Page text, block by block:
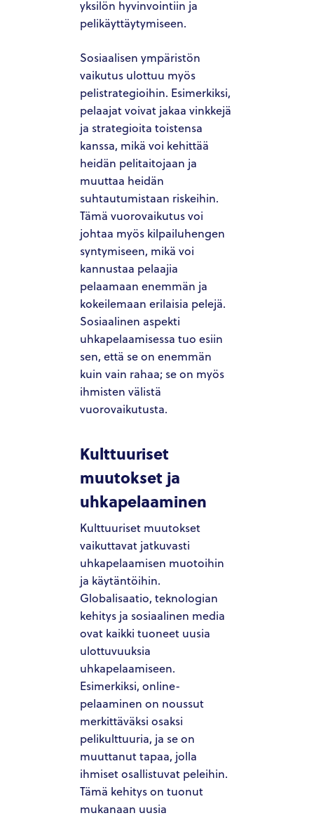
yksilön hyvinvointiin ja
pelikäyttäytymiseen.
Sosiaalisen ympäristön
vaikutus ulottuu myös
pelistrategioihin. Esimerkiksi,
pelaajat voivat jakaa vinkkejä
ja strategioita toistensa
kanssa, mikä voi kehittää
heidän pelitaitojaan ja
muuttaa heidän
suhtautumistaan riskeihin.
Tämä vuorovaikutus voi
johtaa myös kilpailuhengen
syntymiseen, mikä voi
kannustaa pelaajia
pelaamaan enemmän ja
kokeilemaan erilaisia pelejä.
Sosiaalinen aspekti
uhkapelaamisessa tuo esiin
sen, että se on enemmän
kuin vain rahaa; se on myös
ihmisten välistä
vuorovaikutusta.
Kulttuuriset
muutokset ja
uhkapelaaminen
Kulttuuriset muutokset
vaikuttavat jatkuvasti
uhkapelaamisen muotoihin
ja käytäntöihin.
Globalisaatio, teknologian
kehitys ja sosiaalinen media
ovat kaikki tuoneet uusia
ulottuvuuksia
uhkapelaamiseen.
Esimerkiksi, online-
pelaaminen on noussut
merkittäväksi osaksi
pelikulttuuria, ja se on
muuttanut tapaa, jolla
ihmiset osallistuvat peleihin.
Tämä kehitys on tuonut
mukanaan uusia
INVEST NOW